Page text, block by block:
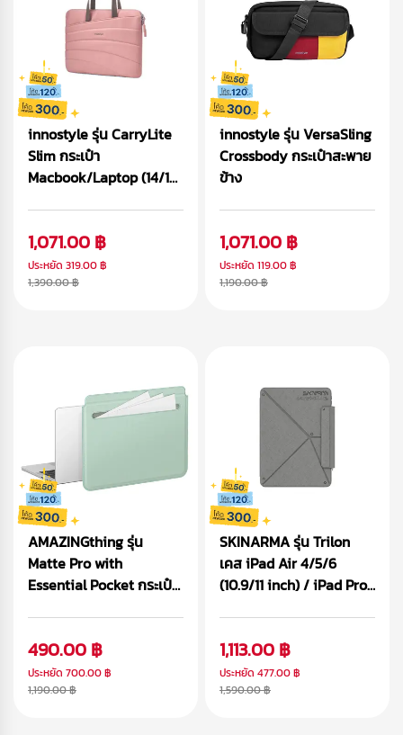
innostyle รุ่น CarryLite
Slim กระเป๋า
Macbook/Laptop (14/16
1,071.00 ฿
ประหยัด 319.00 ฿
1,390.00 ฿
innostyle รุ่น VersaSling
Crossbody กระเป๋าสะพาย
ข้าง
1,071.00 ฿
ประหยัด 119.00 ฿
1,190.00 ฿
AMAZINGthing รุ่น
Matte Pro with
Essential Pocket กระเป๋า
490.00 ฿
ประหยัด 700.00 ฿
1,190.00 ฿
SKINARMA รุ่น Trilon
เคส iPad Air 4/5/6
(10.9/11 inch) / iPad Pro
1,113.00 ฿
ประหยัด 477.00 ฿
1,590.00 ฿